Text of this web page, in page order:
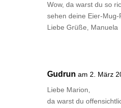
Wow, da warst du so
sehen deine Eier-Mug-
Liebe Grüße, Manuela
Gudrun am 2. März
Liebe Marion,
da warst du